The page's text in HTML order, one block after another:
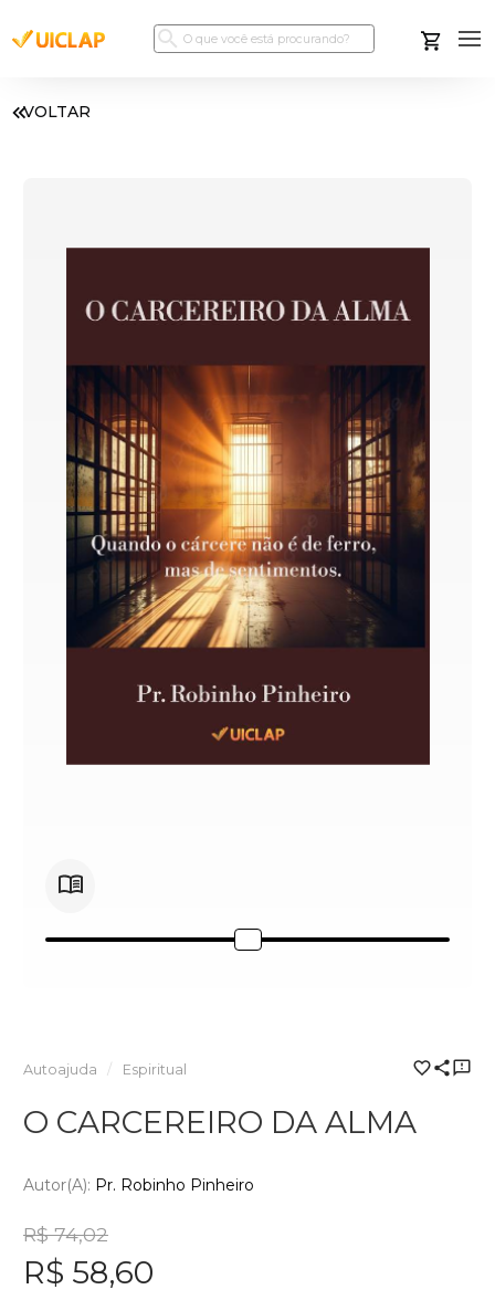
VOLTAR
Autoajuda Espiritual
O CARCEREIRO DA ALMA
Autor(a): Pr. Robinho Pinheiro
R$ 74,02
R$ 58,60